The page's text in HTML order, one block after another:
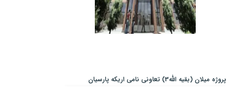
پروژه میلان (بقیه الله3) تعاونی نامی اریکه پارسیان